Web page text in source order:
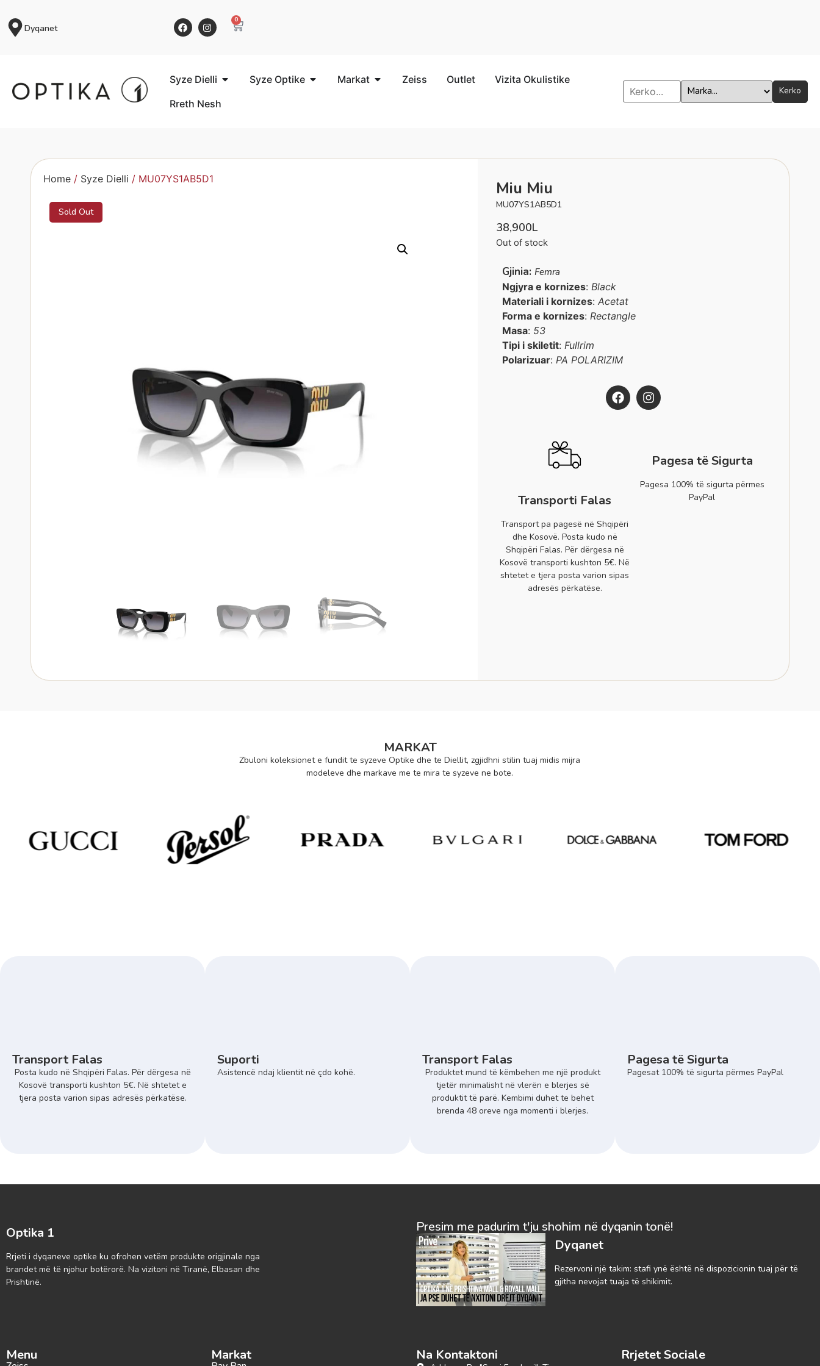
Dyqanet
0
Syze Dielli Syze Optike Markat Zeiss Outlet
Vizita Okulistike
Rreth Nesh
Kerko
Home / Syze Dielli / MU07YS1AB5D1
Sold Out
Miu Miu
MU07YS1AB5D1
38,900L
Out of stock
Gjinia:Femra
Ngjyra e kornizes:Black
Materiali i kornizes:Acetat
Forma e kornizes:Rectangle
Masa: 53
Tipi i skiletit:Fullrim
Polarizuar:PA POLARIZIM
Transporti Falas
Transport pa pagesë në Shqipëri
dhe Kosovë. Posta kudo në
Shqipëri Falas. Për dërgesa në
Kosovë transporti kushton 5€. Në
shtetet e tjera posta varion sipas
adresës përkatëse.
Pagesa të Sigurta
Pagesa 100% të sigurta përmes
PayPal
MARKAT
Zbuloni koleksionet e fundit te syzeve Optike dhe te Diellit, zgjidhni stilin tuaj midis mijra
modeleve dhe markave me te mira te syzeve ne bote.
Transport Falas
Posta kudo në Shqipëri Falas. Për dërgesa në
Kosovë transporti kushton 5€. Në shtetet e
tjera posta varion sipas adresës përkatëse.
Suporti
Asistencë ndaj klientit në çdo kohë.
Transport Falas
Produktet mund të këmbehen me një produkt
tjetër minimalisht në vlerën e blerjes së
produktit të parë. Kembimi duhet te behet
brenda 48 oreve nga momenti i blerjes.
Pagesa të Sigurta
Pagesat 100% të sigurta përmes PayPal
Optika 1
Rrjeti i dyqaneve optike ku ofrohen vetëm produkte origjinale nga
brandet më të njohur botërorë. Na vizitoni në Tiranë, Elbasan dhe
Prishtinë.
Presim me padurim t'ju shohim në dyqanin tonë!
Dyqanet
Rezervoni një takim: stafi ynë është në dispozicionin tuaj për të
gjitha nevojat tuaja të shikimit.
Menu Markat Na Kontaktoni Rrjetet Sociale